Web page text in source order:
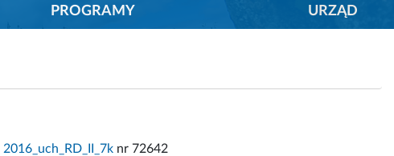
PROGRAMY
URZĄD
2016_uch_RD_II_7k nr 72642